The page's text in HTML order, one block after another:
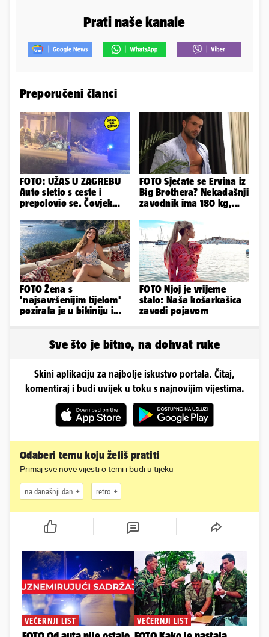
Prati naše kanale
Preporučeni članci
FOTO: UŽAS U ZAGREBU
Auto sletio s ceste i
prepolovio se. Čovjek
FOTO Sjećate se Ervina iz
Big Brothera? Nekadašnji
zavodnik ima 180 kg,
FOTO Žena s
'najsavršenijim tijelom'
pozirala je u bikiniju i
FOTO Njoj je vrijeme
stalo: Naša košarkašica
zavodi pojavom
Sve što je bitno, na dohvat ruke
Skini aplikaciju za najbolje iskustvo portala. Čitaj,
komentiraj i budi uvijek u toku s najnovijim vijestima.
Odaberi temu koju želiš pratiti
Primaj sve nove vijesti o temi i budi u tijeku
na današnji dan retro